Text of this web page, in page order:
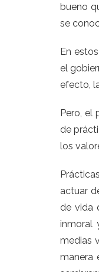
bueno
se
En
el
efecto,
Pero, el
de
los
actuar
de vida
inmoral
medias
manera